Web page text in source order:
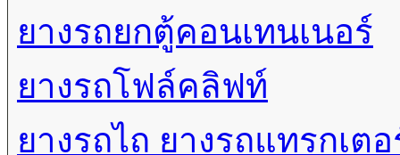
ยางรถยกตู้คอนเทนเนอร์
ยางรถโฟล์คลิฟท์
ยางรถไถ ยางรถแทรกเตอ